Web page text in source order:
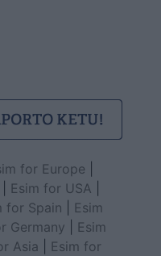
for Europe
Esim for USA
for Spain
Esim
Germany
Esim
Asia
Esim for